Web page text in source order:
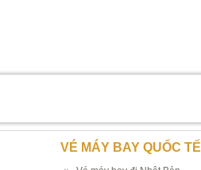
VÉ MÁY BAY QUỐC TẾ